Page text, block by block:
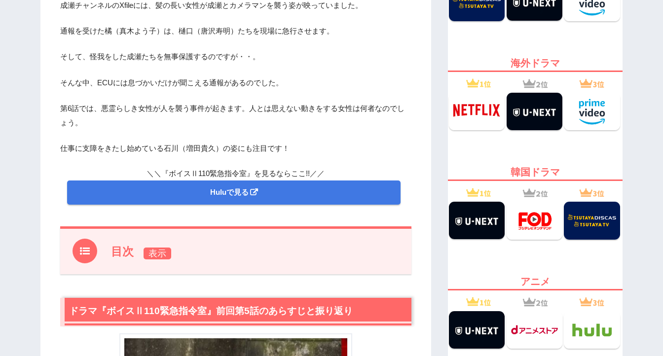
成瀬チャンネルのXfileには、髪の長い女性が成瀬とカメラマンを襲う姿が映っていました。
通報を受けた橘（真木よう子）は、樋口（唐沢寿明）たちを現場に急行させます。
そして、怪我をした成瀬たちを無事保護するのですが・・。
そんな中、ECUには息づかいだけが聞こえる通報があるのでした。
第6話では、悪霊らしき女性が人を襲う事件が起きます。人とは思えない動きをする女性は何者なのでし
ょう。
仕事に支障をきたし始めている石川（増田貴久）の姿にも注目です！
＼＼『ボイスⅡ110緊急指令室』を見るならここ!!／／
Huluで見る
目次
1.ドラマ『ボイスⅡ110緊急指令室』前回第5話のあらすじと振り返り
2.1 25年前の白塗りの男
2.2403号室の住人
石川（増田貴久）の決心
ドラマ『ボイスⅡ110緊急指令室』前回第5話のあらすじと振り返り
海外ドラマ
韓国ドラマ
アニメ